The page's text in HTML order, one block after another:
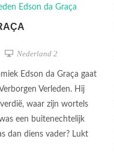
Nederland 2
Edson da Graça gaat
Verleden. Hij
waar zijn wortels
een buitenechtelijk
dan diens vader? Lukt